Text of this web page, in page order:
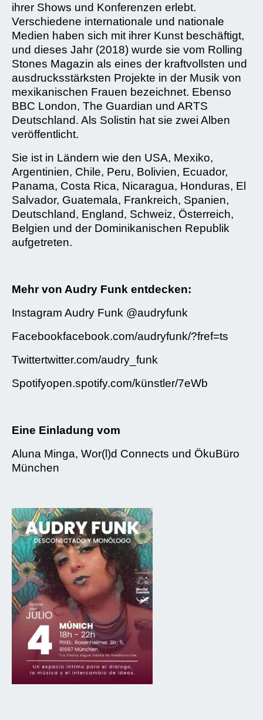
ihrer Shows und Konferenzen erlebt.
Verschiedene internationale und nationale
Medien haben sich mit ihrer Kunst beschäftigt,
und dieses Jahr (2018) wurde sie vom Rolling
Stones Magazin als eines der kraftvollsten und
ausdrucksstärksten Projekte in der Musik von
mexikanischen Frauen bezeichnet. Ebenso
BBC London, The Guardian und ARTS
Deutschland. Als Solistin hat sie zwei Alben
veröffentlicht.
Sie ist in Ländern wie den USA, Mexiko,
Argentinien, Chile, Peru, Bolivien, Ecuador,
Panama, Costa Rica, Nicaragua, Honduras, El
Salvador, Guatemala, Frankreich, Spanien,
Deutschland, England, Schweiz, Österreich,
Belgien und der Dominikanischen Republik
aufgetreten.
Mehr von Audry Funk entdecken:
Instagram Audry Funk @audryfunk
Facebookfacebook.com/audryfunk/?fref=ts
Twittertwitter.com/audry_funk
Spotifyopen.spotify.com/künstler/7eWb
Eine Einladung vom
Aluna Minga, Wor(l)d Connects und ÖkuBüro
München